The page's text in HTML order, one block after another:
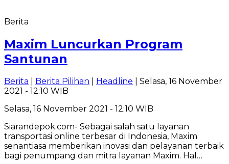
Berita
Maxim Luncurkan Program
Santunan
Berita Berita Pilihan Headline | Selasa, 16 November
2021 - 12:10 WIB
Selasa, 16 November 2021 - 12:10 WIB
Siarandepok.com- Sebagai salah satu layanan
transportasi online terbesar di Indonesia, Maxim
senantiasa memberikan inovasi dan pelayanan terbaik
bagi penumpang dan mitra layanan Maxim. Hal…